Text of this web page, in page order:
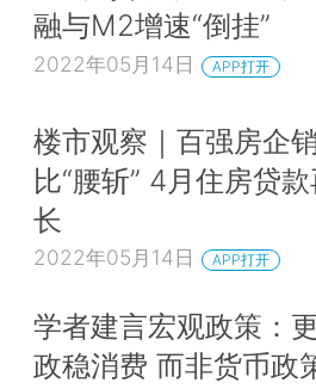
融与M2增速“倒挂”
2022年05月14日 APP打开
楼市观察｜百强房企
比“腰斩” 4月住房贷
长
2022年05月14日 APP打开
学者建言宏观政策：
政稳消费 而非货币政